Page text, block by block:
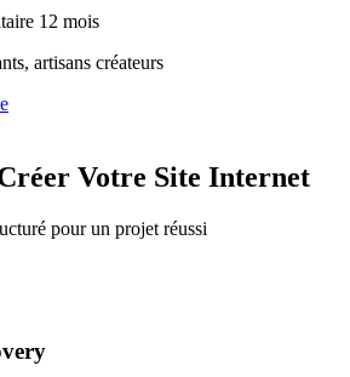
12 mois
artisans créateurs
Votre Site Internet
pour un projet réussi